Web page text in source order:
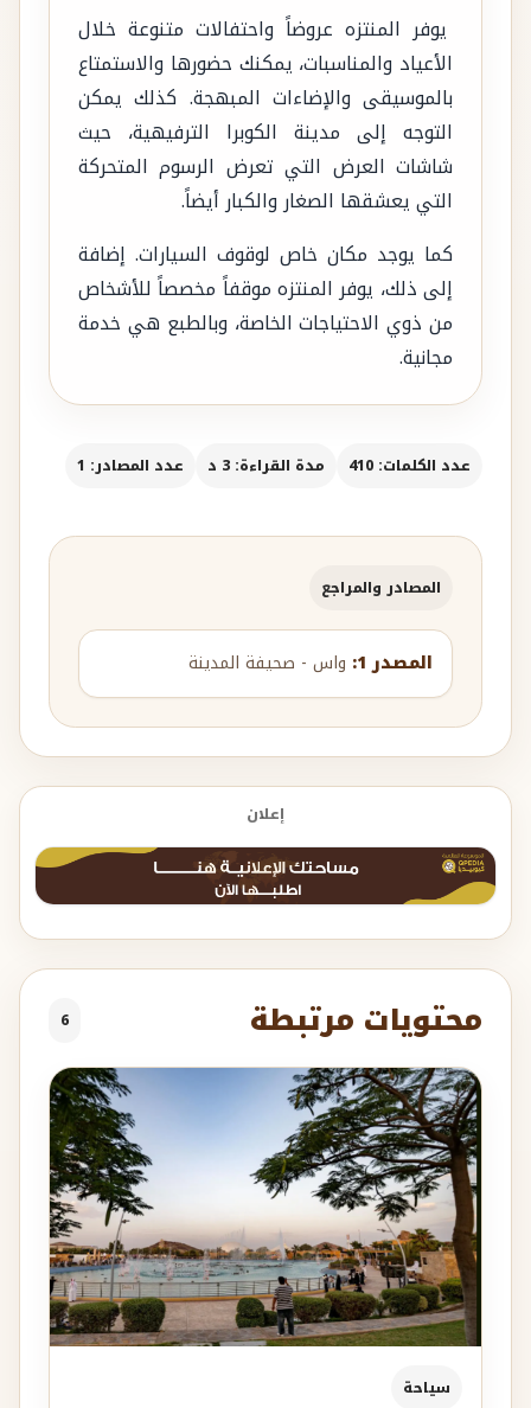
يوفر المنتزه عروضاً واحتفالات متنوعة خلال
الأعياد والمناسبات، يمكنك حضورها والاستمتاع
بالموسيقى والإضاءات المبهجة. كذلك يمكن
التوجه إلى مدينة الكوبرا الترفيهية، حيث
شاشات العرض التي تعرض الرسوم المتحركة
التي يعشقها الصغار والكبار أيضاً.
كما يوجد مكان خاص لوقوف السيارات. إضافة
إلى ذلك، يوفر المنتزه موقفاً مخصصاً للأشخاص
من ذوي الاحتياجات الخاصة، وبالطبع هي خدمة
مجانية.
عدد الكلمات: 410 مدة القراءة: 3 د عدد المصادر: 1
المصادر والمراجع
المصدر 1: واس - صحيفة المدينة
إعلان
محتويات مرتبطة 6
سياحة